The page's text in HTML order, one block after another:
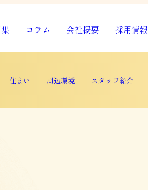
コラム 会社概要 採用情報
住まい
周辺環境
スタッフ紹介